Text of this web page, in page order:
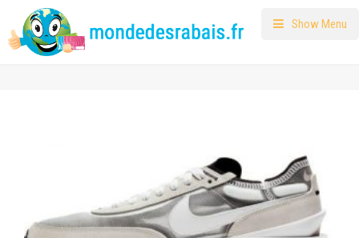
Show Menu